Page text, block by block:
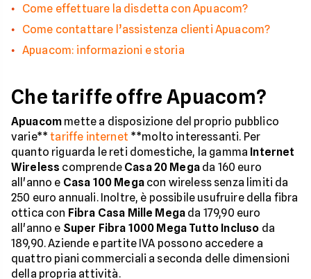
Come effettuare la disdetta con Apuacom?
Come contattare l’assistenza clienti Apuacom?
Apuacom: informazioni e storia
Che tariffe offre Apuacom?
Apuacom mette a disposizione del proprio pubblico
varie**tariffe internet **molto interessanti. Per
quanto riguarda le reti domestiche, la gamma Internet
Wireless comprende Casa 20 Megada 160 euro
all'anno e Casa 100 Megacon wireless senza limiti da
250 euro annuali. Inoltre, è possibile usufruire della fibra
ottica con Fibra Casa Mille Mega da 179,90 euro
all'anno e Super Fibra 1000 Mega Tutto Incluso da
189,90. Aziende e partite IVA possono accedere a
quattro piani commerciali a seconda delle dimensioni
della propria attività.